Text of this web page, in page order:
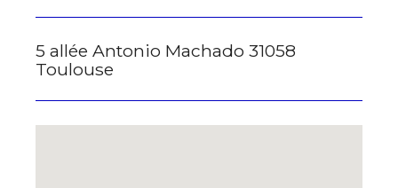
J'accepte lestermes et conditions
5 allée Antonio Machado 31058
Toulouse